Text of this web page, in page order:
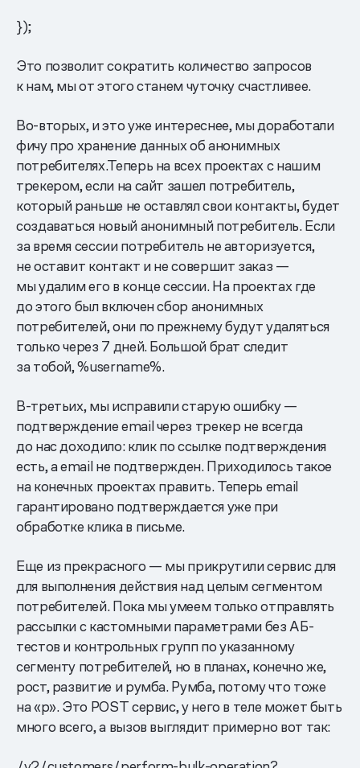
});
Это позволит сократить количество запросов
к нам, мы от этого станем чуточку счастливее.
Во-вторых, и это уже интереснее, мы доработали
фичу про хранение данных об анонимных
потребителях.Теперь на всех проектах с нашим
трекером, если на сайт зашел потребитель,
который раньше не оставлял свои контакты, будет
создаваться новый анонимный потребитель. Если
за время сессии потребитель не авторизуется,
не оставит контакт и не совершит заказ —
мы удалим его в конце сессии. На проектах где
до этого был включен сбор анонимных
потребителей, они по прежнему будут удаляться
только через 7 дней. Большой брат следит
за тобой, %username%.
В-третьих, мы исправили старую ошибку —
подтверждение email через трекер не всегда
до нас доходило: клик по ссылке подтверждения
есть, а email не подтвержден. Приходилось такое
на конечных проектах править. Теперь email
гарантировано подтверждается уже при
обработке клика в письме.
Еще из прекрасного — мы прикрутили сервис для
для выполнения действия над целым сегментом
потребителей. Пока мы умеем только отправлять
рассылки с кастомными параметрами без АБ-
тестов и контрольных групп по указанному
сегменту потребителей, но в планах, конечно же,
рост, развитие и румба. Румба, потому что тоже
на «р». Это POST сервис, у него в теле может быть
много всего, а вызов выглядит примерно вот так: